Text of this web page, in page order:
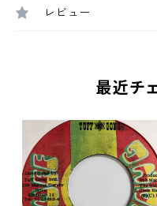
レビュー
最近チ